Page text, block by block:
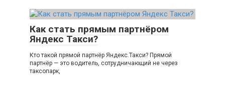
Как стать прямым партнёром
Яндекс Такси?
Кто такой прямой партнёр Яндекс.Такси? Прямой
партнёр — это водитель, сотрудничающий не через
таксопарк,